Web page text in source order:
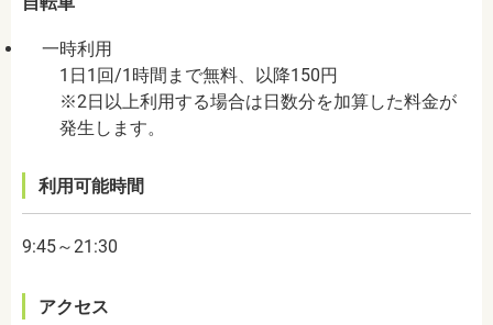
一時利用
1日1回/1時間まで無料、以降150円
※2日以上利用する場合は日数分を加算した料金が
発生します。
利用可能時間
9:45～21:30
アクセス